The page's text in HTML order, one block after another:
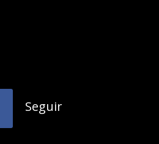
Seguir